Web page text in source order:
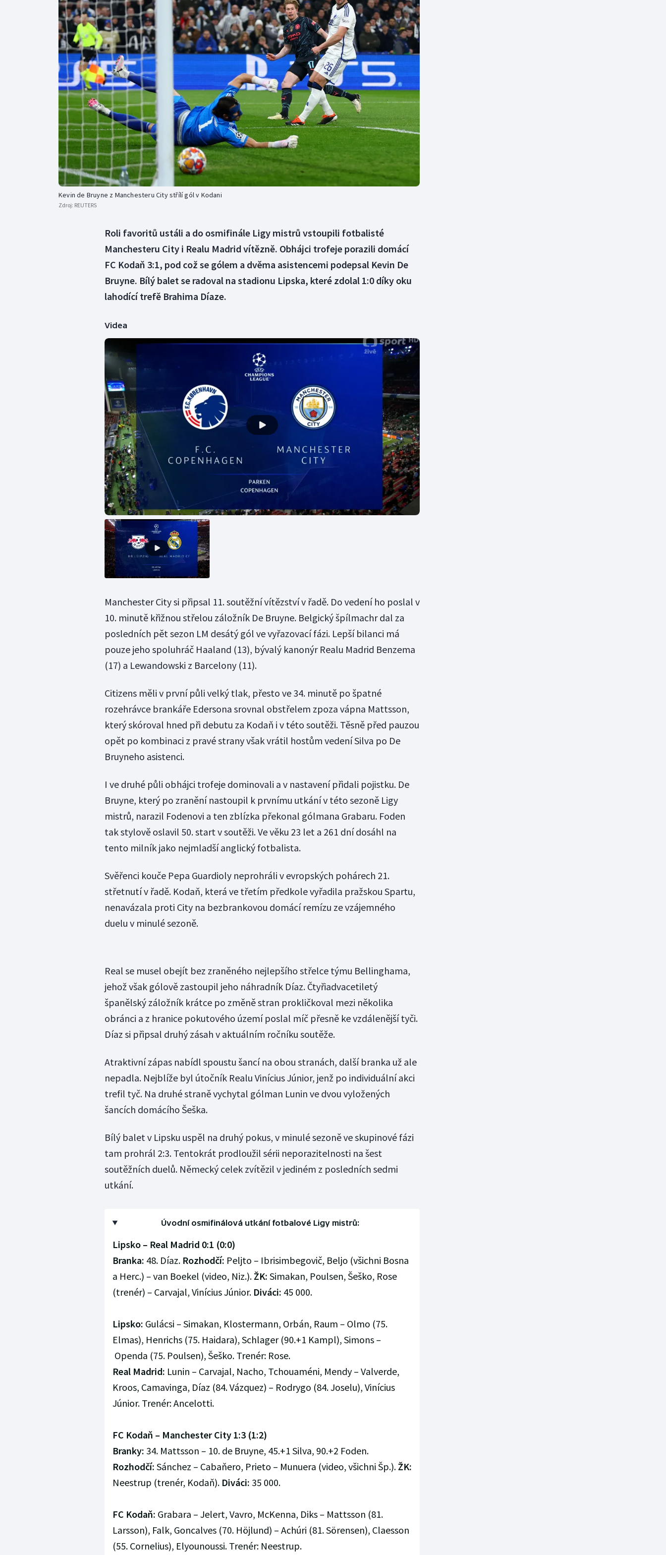
Curling
Dostihy
Florbal
Futsal
Gymnastika
Moderní pětiboj
Motorsport
Olympijské hry
Parasport
Plavání
Plážový volejbal
Triatlon
Veslování
Vodní slalom
Volejbal
Ostatní
Kevin de Bruyne z Manchesteru City střílí gól v Kodani
Zdroj: REUTERS
Roli favoritů ustáli a do osmifinále Ligy mistrů vstoupili fotbalisté
Manchesteru City i Realu Madrid vítězně. Obhájci trofeje porazili domácí
FC Kodaň 3:1, pod což se gólem a dvěma asistencemi podepsal Kevin De
Bruyne. Bílý balet se radoval na stadionu Lipska, které zdolal 1:0 díky oku
lahodící trefě Brahima Díaze.
Videa
Manchester City si připsal 11. soutěžní vítězství v řadě. Do vedení ho poslal v
10. minutě křižnou střelou záložník De Bruyne. Belgický špílmachr dal za
posledních pět sezon LM desátý gól ve vyřazovací fázi. Lepší bilanci má
pouze jeho spoluhráč Haaland (13), bývalý kanonýr Realu Madrid Benzema
(17) a Lewandowski z Barcelony (11).
Citizens měli v první půli velký tlak, přesto ve 34. minutě po špatné
rozehrávce brankáře Edersona srovnal obstřelem zpoza vápna Mattsson,
který skóroval hned při debutu za Kodaň i v této soutěži. Těsně před pauzou
opět po kombinaci z pravé strany však vrátil hostům vedení Silva po De
Bruyneho asistenci.
I ve druhé půli obhájci trofeje dominovali a v nastavení přidali pojistku. De
Bruyne, který po zranění nastoupil k prvnímu utkání v této sezoně Ligy
mistrů, narazil Fodenovi a ten zblízka překonal gólmana Grabaru. Foden
tak stylově oslavil 50. start v soutěži. Ve věku 23 let a 261 dní dosáhl na
tento milník jako nejmladší anglický fotbalista.
Svěřenci kouče Pepa Guardioly neprohráli v evropských pohárech 21.
střetnutí v řadě. Kodaň, která ve třetím předkole vyřadila pražskou Spartu,
nenavázala proti City na bezbrankovou domácí remízu ze vzájemného
duelu v minulé sezoně.
Real se musel obejít bez zraněného nejlepšího střelce týmu Bellinghama,
jehož však gólově zastoupil jeho náhradník Díaz. Čtyřiadvacetiletý
španělský záložník krátce po změně stran prokličkoval mezi několika
obránci a z hranice pokutového území poslal míč přesně ke vzdálenější tyči.
Díaz si připsal druhý zásah v aktuálním ročníku soutěže.
Atraktivní zápas nabídl spoustu šancí na obou stranách, další branka už ale
nepadla. Nejblíže byl útočník Realu Vinícius Júnior, jenž po individuální akci
trefil tyč. Na druhé straně vychytal gólman Lunin ve dvou vyložených
šancích domácího Šeška.
Bílý balet v Lipsku uspěl na druhý pokus, v minulé sezoně ve skupinové fázi
tam prohrál 2:3. Tentokrát prodloužil sérii neporazitelnosti na šest
soutěžních duelů. Německý celek zvítězil v jediném z posledních sedmi
utkání.
Úvodní osmifinálová utkání fotbalové Ligy mistrů:
Lipsko – Real Madrid 0:1 (0:0)
Branka: 48. Díaz. Rozhodčí: Peljto – Ibrisimbegovič, Beljo (všichni Bosna
a Herc.) – van Boekel (video, Niz.). ŽK: Simakan, Poulsen, Šeško, Rose
(trenér) – Carvajal, Vinícius Júnior. Diváci: 45 000.
Lipsko: Gulácsi – Simakan, Klostermann, Orbán, Raum – Olmo (75.
Elmas), Henrichs (75. Haidara), Schlager (90.+1 Kampl), Simons –
Openda (75. Poulsen), Šeško. Trenér: Rose.
Real Madrid: Lunin – Carvajal, Nacho, Tchouaméni, Mendy – Valverde,
Kroos, Camavinga, Díaz (84. Vázquez) – Rodrygo (84. Joselu), Vinícius
Júnior. Trenér: Ancelotti.
FC Kodaň – Manchester City 1:3 (1:2)
Branky: 34. Mattsson – 10. de Bruyne, 45.+1 Silva, 90.+2 Foden.
Rozhodčí: Sánchez – Cabaňero, Prieto – Munuera (video, všichni Šp.). ŽK:
Neestrup (trenér, Kodaň). Diváci: 35 000.
FC Kodaň: Grabara – Jelert, Vavro, McKenna, Diks – Mattsson (81.
Larsson), Falk, Goncalves (70. Höjlund) – Achúri (81. Sörensen), Claesson
(55. Cornelius), Elyounoussi. Trenér: Neestrup.